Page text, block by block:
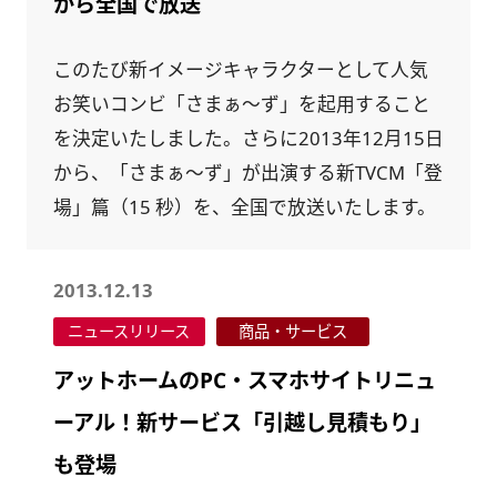
このたび新イメージキャラクターとして人気
お笑いコンビ「さまぁ～ず」を起用すること
を決定いたしました。さらに2013年12月15日
から、「さまぁ～ず」が出演する新TVCM「登
場」篇（15 秒）を、全国で放送いたします。
2013.12.13
ニュースリリース 商品・サービス
アットホームのPC・スマホサイトリニュ
ーアル！新サービス「引越し見積もり」
も登場